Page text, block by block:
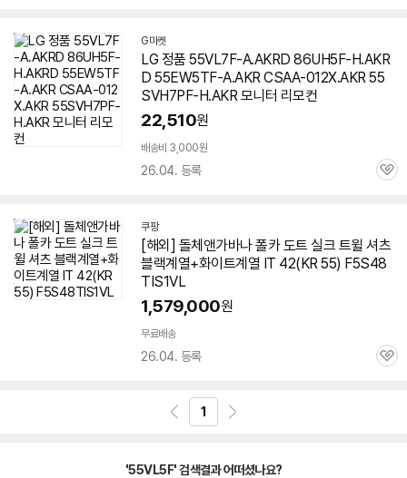
G마켓
LG 정품 55VL7F-A.AKRD 86UH5F-H.AKR
D 55EW5TF-A.AKR CSAA-012X.AKR 55
SVH7PF-H.AKR 모니터 리모컨
22,510원
배송비 3,000원
26.04. 등록
관
쿠팡
[해외] 돌체앤가바나 폴카 도트 실크 트윌 셔츠
블랙계열+화이트계열 IT 42(KR 55) F5S48
TIS1VL
1,579,000원
무료배송
26.04. 등록
관
1
'55VL5F' 검색결과 어떠셨나요?